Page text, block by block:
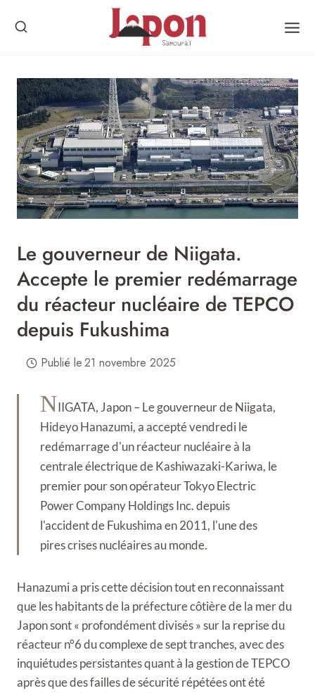
Le gouverneur de Niigata.
Accepte le premier redémarrage
du réacteur nucléaire de TEPCO
depuis Fukushima
Publié le21 novembre 2025
NIIGATA, Japon – Le gouverneur de Niigata,
Hideyo Hanazumi, a accepté vendredi le
redémarrage d'un réacteur nucléaire à la
centrale électrique de Kashiwazaki-Kariwa, le
premier pour son opérateur Tokyo Electric
Power Company Holdings Inc. depuis
l'accident de Fukushima en 2011, l'une des
pires crises nucléaires au monde.
Hanazumi a pris cette décision tout en reconnaissant
que les habitants de la préfecture côtière de la mer du
Japon sont « profondément divisés » sur la reprise du
réacteur n°6 du complexe de sept tranches, avec des
inquiétudes persistantes quant à la gestion de TEPCO
après que des failles de sécurité répétées ont été